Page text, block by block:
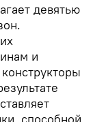
девятью
и
способной